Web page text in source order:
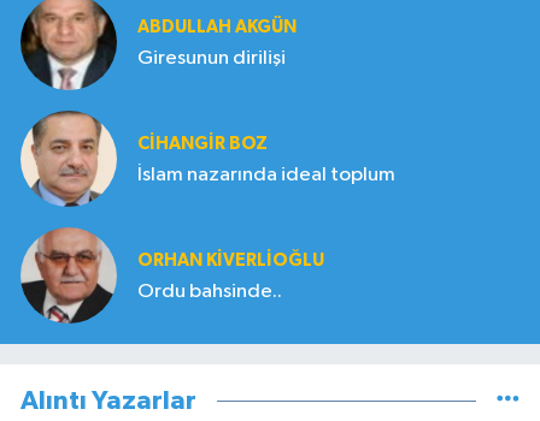
ABDULLAH AKGÜN
Giresunun dirilişi
CIHANGIR BOZ
İslam nazarında ideal toplum
ORHAN KIVERLIOĞLU
Ordu bahsinde..
Alıntı Yazarlar